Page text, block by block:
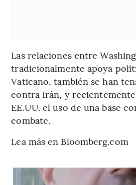
Las relaciones entre
tradicionalmente apoya
Vaticano, también se han
contra Irán, y
EE.UU. el uso de una base
combate.
Lea más en Bloomberg.com